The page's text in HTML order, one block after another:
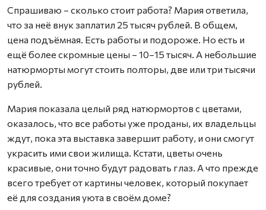
Спрашиваю – сколько стоит работа? Мария ответила,
что за неё внук заплатил 25 тысяч рублей. В общем,
цена подъёмная. Есть работы и подороже. Но есть и
ещё более скромные цены – 10–15 тысяч. А небольшие
натюрморты могут стоить полторы, две или три тысячи
рублей.
Мария показала целый ряд натюрмортов с цветами,
оказалось, что все работы уже проданы, их владельцы
ждут, пока эта выставка завершит работу, и они смогут
украсить ими свои жилища. Кстати, цветы очень
красивые, они точно будут радовать глаз. А что прежде
всего требует от картины человек, который покупает
её для создания уюта в своём доме?